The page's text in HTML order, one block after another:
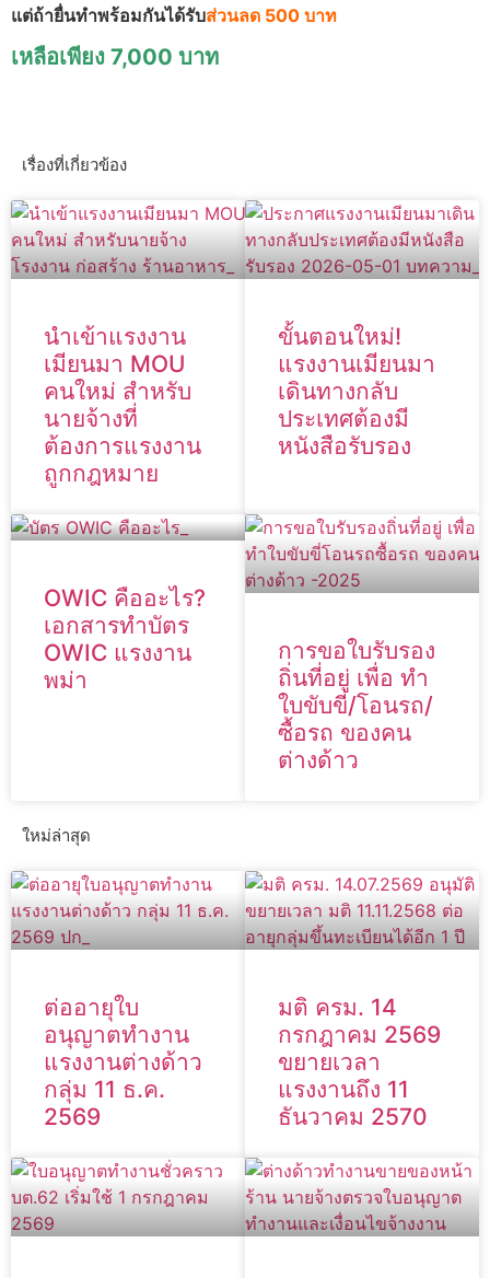
แต่ถ้ายื่นทำพร้อมกันได้รับส่วนลด 500 บาท
เหลือเพียง 7,000 บาท
เรื่องที่เกี่ยวข้อง
นำเข้าแรงงาน
เมียนมา MOU
คนใหม่ สำหรับ
นายจ้างที่
ต้องการแรงงาน
ถูกกฎหมาย
ขั้นตอนใหม่!
แรงงานเมียนมา
เดินทางกลับ
ประเทศต้องมี
หนังสือรับรอง
OWIC คืออะไร?
เอกสารทำบัตร
OWIC แรงงาน
พม่า
การขอใบรับรอง
ถิ่นที่อยู่ เพื่อ ทำ
ใบขับขี่/โอนรถ/
ซื้อรถ ของคน
ต่างด้าว
ใหม่ล่าสุด
ต่ออายุใบ
อนุญาตทำงาน
แรงงานต่างด้าว
กลุ่ม 11 ธ.ค.
2569
มติ ครม. 14
กรกฎาคม 2569
ขยายเวลา
แรงงานถึง 11
ธันวาคม 2570